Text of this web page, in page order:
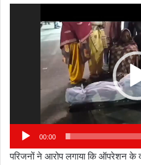
00:00
परिजनों ने आरोप लगाया कि ऑपरेशन के